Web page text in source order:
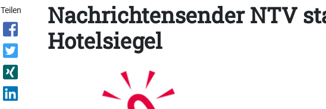
Teilen
Nachrichtensender NTV
Hotelsiegel